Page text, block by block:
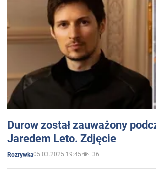
Durow został zauważony
Jaredem Leto. Zdjęcie
Rozrywka05.03.2025 19:45 36